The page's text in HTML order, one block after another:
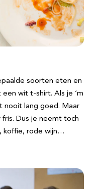
soorten eten en
wit t-shirt. Als je ‘m
nooit lang goed. Maar
Dus je neemt toch
koffie, rode wijn…